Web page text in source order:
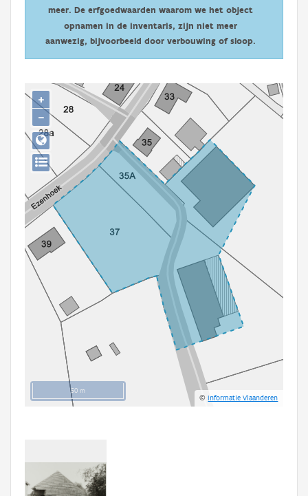
Persoon of collectief
Downloads
Aanmelden
meer. De erfgoedwaarden waarom we het object
opnamen in de inventaris, zijn niet meer
aanwezig, bijvoorbeeld door verbouwing of sloop.
50 m
©Informatie Vlaanderen
+
−